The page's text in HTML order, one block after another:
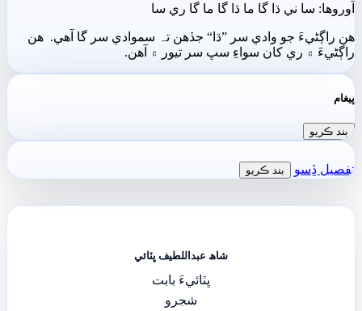
آوروھا: سا ني ڌا گا ما ڌا گا ما گا ري سا
ھن راڳڻيءَ جو وادي سر ”ڌا“ جڏھن تہ سموادي سر گا آھي. ھن
راڳڻيءَ ۾ ري کان سواءِ سڀ سر تيور ۾ آھن.
پيغام
بند ڪريو
تفصيل ڏِسو بند ڪريو
شاھ عبداللطيف ڀٽائي
ڀٽائيءَ بابت
شجرو